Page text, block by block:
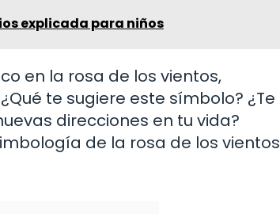
explicada para niños
en la rosa de los vientos,
te sugiere este símbolo? ¿Te
direcciones en tu vida?
de la rosa de los vientos